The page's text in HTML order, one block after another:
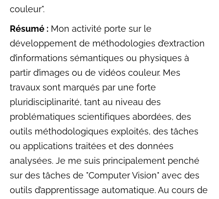
couleur".
Résumé : Mon activité porte sur le
développement de méthodologies d’extraction
d’informations sémantiques ou physiques à
partir d’images ou de vidéos couleur. Mes
travaux sont marqués par une forte
pluridisciplinarité, tant au niveau des
problématiques scientifiques abordées, des
outils méthodologiques exploités, des tâches
ou applications traitées et des données
analysées. Je me suis principalement penché
sur des tâches de "Computer Vision" avec des
outils d’apprentissage automatique. Au cours de